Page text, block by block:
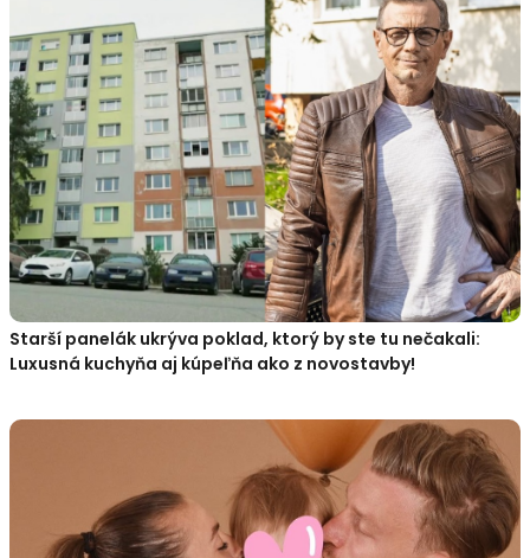
Starší panelák ukrýva poklad, ktorý by ste tu nečakali:
Luxusná kuchyňa aj kúpeľňa ako z novostavby!